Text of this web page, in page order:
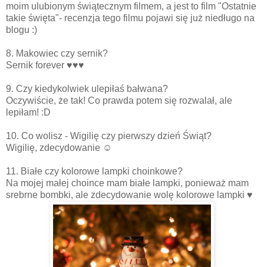
moim ulubionym świątecznym filmem, a jest to film "Ostatnie
takie święta"- recenzja tego filmu pojawi się już niedługo na
blogu :)
8. Makowiec czy sernik?
Sernik forever ♥♥♥
9. Czy kiedykolwiek ulepiłaś bałwana?
Oczywiście, że tak! Co prawda potem się rozwalał, ale
lepiłam! :D
10. Co wolisz - Wigilię czy pierwszy dzień Świąt?
Wigilię, zdecydowanie ☺
11. Białe czy kolorowe lampki choinkowe?
Na mojej małej choince mam białe lampki, ponieważ mam
srebrne bombki, ale zdecydowanie wolę kolorowe lampki ♥